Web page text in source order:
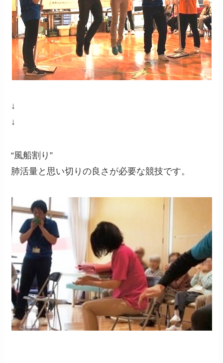
↓
↓
“風船割り”
肺活量と思い切りの良さが必要な競技です。